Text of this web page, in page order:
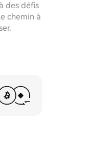
des défis
chemin à